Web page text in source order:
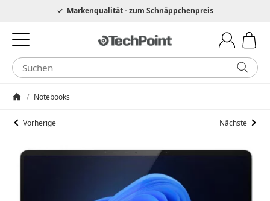
Hotline 0049 6205 3079975Markenqualität - zum Schnäppchenpreis
/ Notebooks
Vorherige Nächste